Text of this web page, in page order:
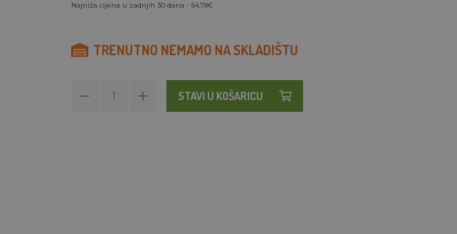
Najniža cijena u zadnjih 30 dana - 54,78€
TRENUTNO NEMAMO NA SKLADIŠTU
STAVI U KOŠARICU